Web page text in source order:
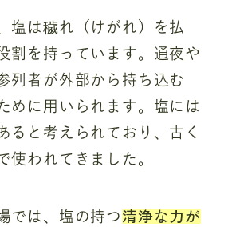
塩は穢れ（けがれ）を払
割を持っています。通夜や
列者が外部から持ち込む
めに用いられます。塩には
ると考えられており、古く
使われてきました。
では、塩の持つ清浄な力が